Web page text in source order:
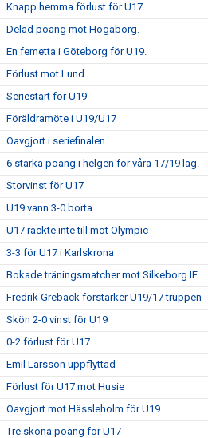
Knapp hemma förlust för U17
Delad poäng mot Högaborg.
En femetta i Göteborg för U19.
Förlust mot Lund
Seriestart för U19
Föräldramöte i U19/U17
Oavgjort i seriefinalen
6 starka poäng i helgen för våra 17/19 lag.
Storvinst för U17
U19 vann 3-0 borta.
U17 räckte inte till mot Olympic
3-3 för U17 i Karlskrona
Bokade träningsmatcher mot Silkeborg IF
Fredrik Greback förstärker U19/17 truppen
Skön 2-0 vinst för U19
0-2 förlust för U17
Emil Larsson uppflyttad
Förlust för U17 mot Husie
Oavgjort mot Hässleholm för U19
Tre sköna poäng för U17